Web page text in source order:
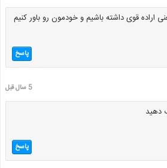
اراده قوی داشته باشیم و خودمون رو باور کنیم
پاسخ
5 سال قبل
دهید
پاسخ